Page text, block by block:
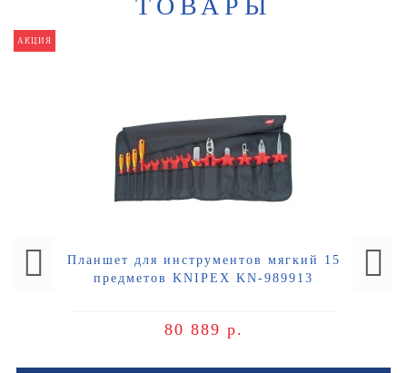
ТОВАРЫ
АКЦИЯ
Планшет для инструментов мягкий 15
предметов KNIPEX KN-989913
80 889 р.